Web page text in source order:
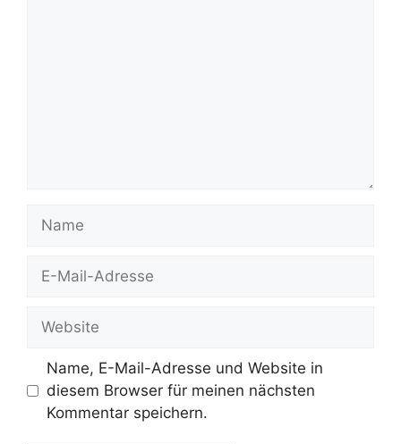
Name
Website
Name, E-Mail-Adresse und Website in
diesem Browser für meinen nächsten
Kommentar speichern.